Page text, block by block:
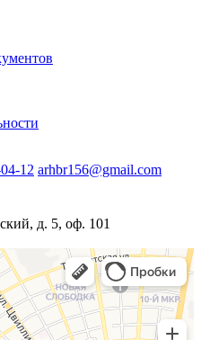
12 arhbr156@gmail.com
д. 5, оф. 101